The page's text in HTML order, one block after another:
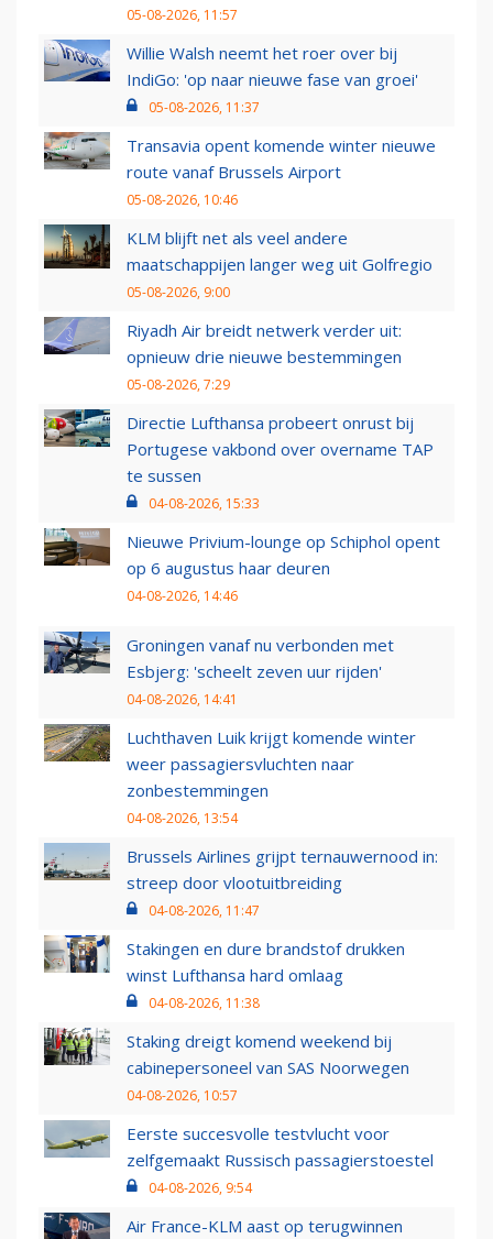
05-08-2026, 11:57
Willie Walsh neemt het roer over bij
IndiGo: 'op naar nieuwe fase van groei'
05-08-2026, 11:37
Transavia opent komende winter nieuwe
route vanaf Brussels Airport
05-08-2026, 10:46
KLM blijft net als veel andere
maatschappijen langer weg uit Golfregio
05-08-2026, 9:00
Riyadh Air breidt netwerk verder uit:
opnieuw drie nieuwe bestemmingen
05-08-2026, 7:29
Directie Lufthansa probeert onrust bij
Portugese vakbond over overname TAP
te sussen
04-08-2026, 15:33
Nieuwe Privium-lounge op Schiphol opent
op 6 augustus haar deuren
04-08-2026, 14:46
Groningen vanaf nu verbonden met
Esbjerg: 'scheelt zeven uur rijden'
04-08-2026, 14:41
Luchthaven Luik krijgt komende winter
weer passagiersvluchten naar
zonbestemmingen
04-08-2026, 13:54
Brussels Airlines grijpt ternauwernood in:
streep door vlootuitbreiding
04-08-2026, 11:47
Stakingen en dure brandstof drukken
winst Lufthansa hard omlaag
04-08-2026, 11:38
Staking dreigt komend weekend bij
cabinepersoneel van SAS Noorwegen
04-08-2026, 10:57
Eerste succesvolle testvlucht voor
zelfgemaakt Russisch passagierstoestel
04-08-2026, 9:54
Air France-KLM aast op terugwinnen